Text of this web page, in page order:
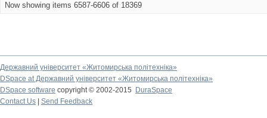
Now showing items 6587-6606 of 18369
Державний університет «Житомирська політехніка»
DSpace at Державний університет «Житомирська політехніка»
DSpace software copyright © 2002-2015
DuraSpace
Contact Us
Send Feedback